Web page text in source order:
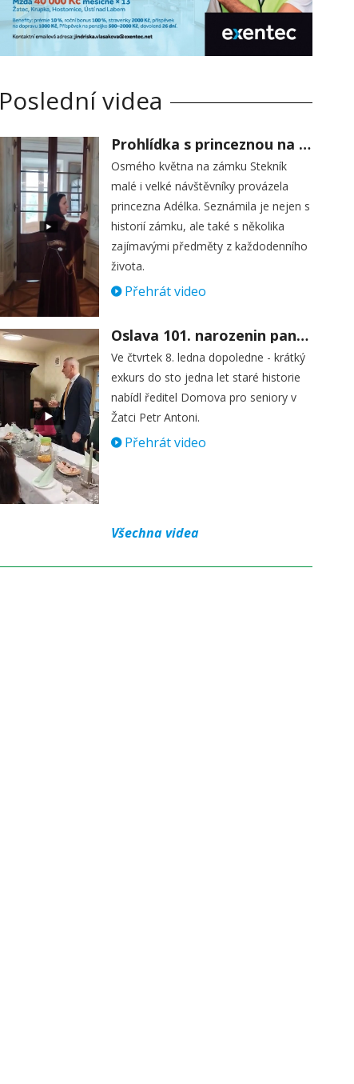
Poslední videa
Prohlídka s princeznou na zámku Stekník
Osmého května na zámku Stekník
malé i velké návštěvníky provázela
princezna Adélka. Seznámila je nejen s
historií zámku, ale také s několika
zajímavými předměty z každodenního
života.
Přehrát video
Oslava 101. narozenin paní Věry Skořepové
Ve čtvrtek 8. ledna dopoledne - krátký
exkurs do sto jedna let staré historie
nabídl ředitel Domova pro seniory v
Žatci Petr Antoni.
Přehrát video
Všechna videa